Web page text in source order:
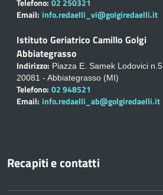
Telefono: 02 250321
Email: info.redaelli_vi@golgiredaelli.it
Istituto Geriatrico Camillo Golgi
Abbiategrasso
Indirizzo: Piazza E. Samek Lodovici n.5
20081 - Abbiategrasso (MI)
Telefono: 02 948521
Email: info.redaelli_ab@golgiredaelli.it
Recapiti e contatti